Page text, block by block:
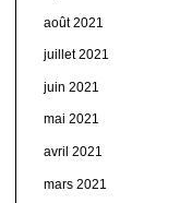
août 2021
juillet 2021
juin 2021
mai 2021
avril 2021
mars 2021